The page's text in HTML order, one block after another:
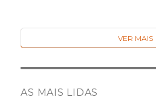
VER MAIS
AS MAIS LIDAS